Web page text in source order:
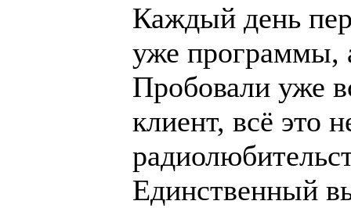
Каждый день
уже программы,
Пробовали уже
клиент, всё это
Единственный